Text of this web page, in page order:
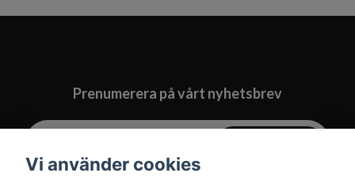
Prenumerera på vårt nyhetsbrev
Vi använder cookies